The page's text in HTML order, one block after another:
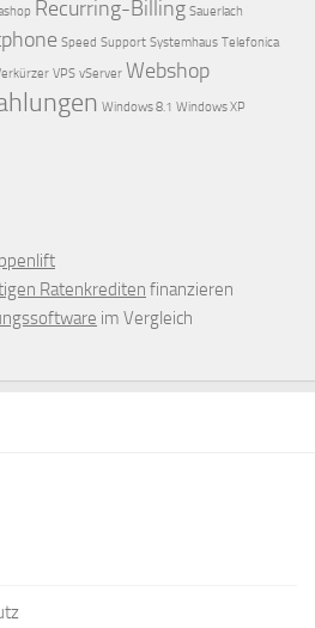
Recurring-Billing Sauerlach
Speed Support Systemhaus Telefonica
VPS vServer Webshop
Windows 8.1 Windows XP
Ratenkrediten finanzieren
im Vergleich